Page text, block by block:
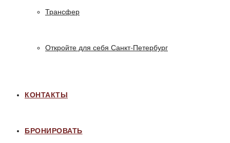
Трансфер
Откройте для себя Санкт-Петербург
КОНТАКТЫ
БРОНИРОВАТЬ